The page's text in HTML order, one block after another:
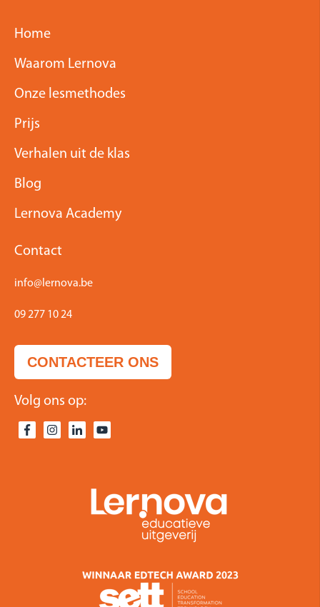
Home
Waarom Lernova
Onze lesmethodes
Prijs
Verhalen uit de klas
Blog
Lernova Academy
Contact
info@lernova.be
09 277 10 24
CONTACTEER ONS
Volg ons op: